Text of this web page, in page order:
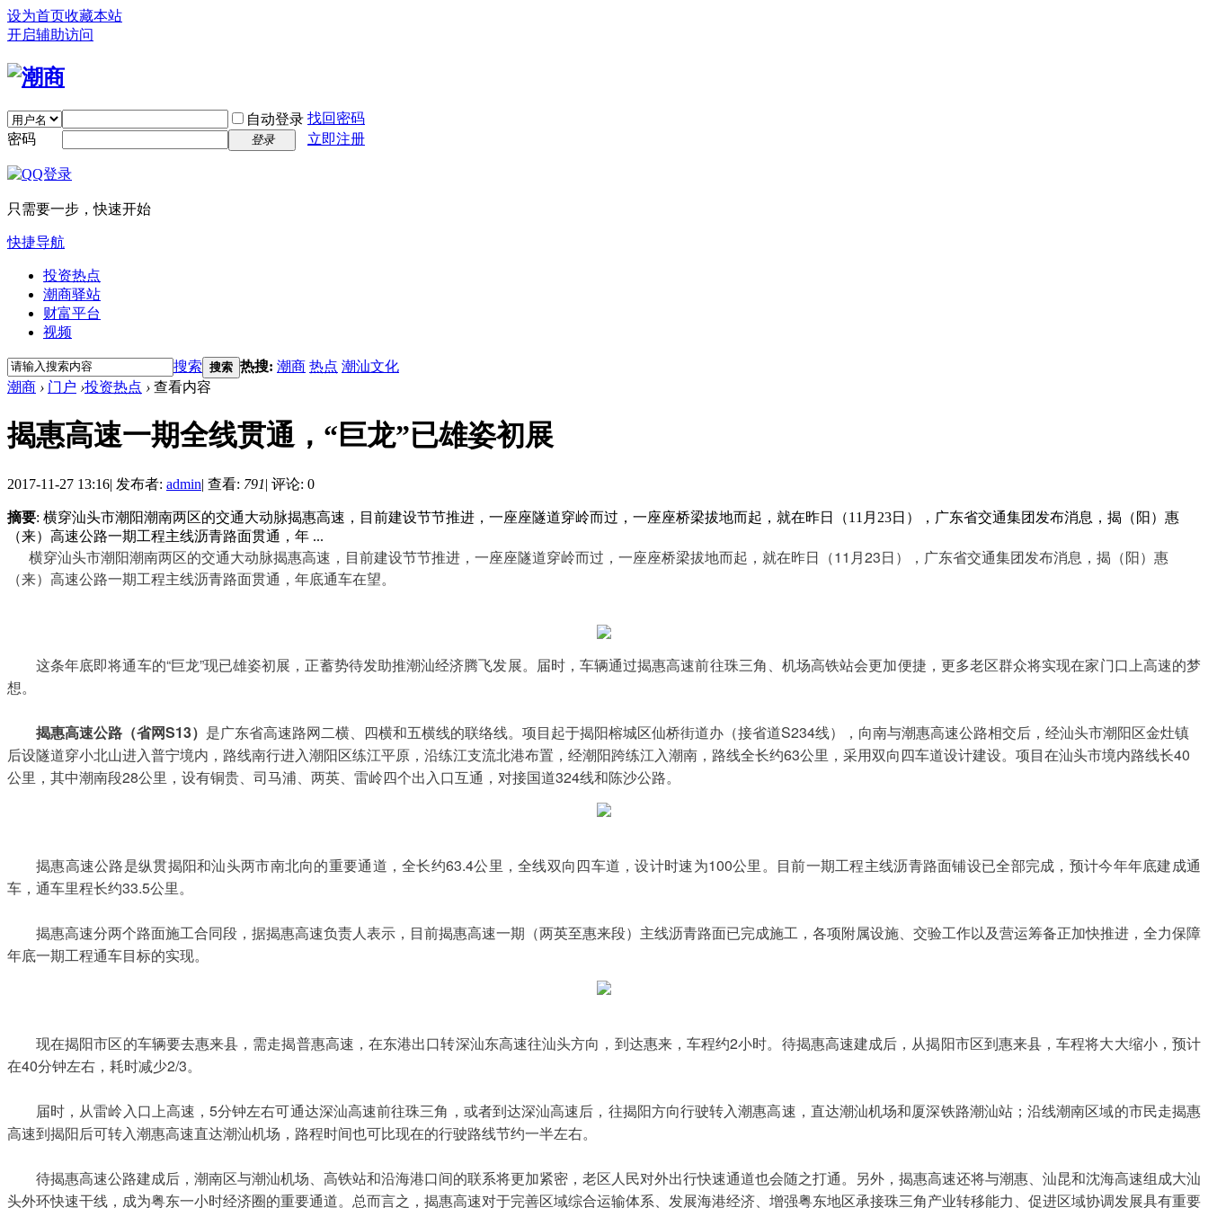
设为首页收藏本站
开启辅助访问
自动登录 找回密码
密码
登录 立即注册
只需要一步，快速开始
快捷导航
投资热点
潮商驿站
财富平台
视频
搜索 搜索 热搜: 潮商 热点 潮汕文化
潮商 › 门户 ›投资热点 › 查看内容
揭惠高速一期全线贯通，“巨龙”已雄姿初展
2017-11-27 13:16| 发布者: admin| 查看: 791| 评论: 0
摘要: 横穿汕头市潮阳潮南两区的交通大动脉揭惠高速，目前建设节节推进，一座座隧道穿岭而过，一座座桥梁拔地而起，就在昨日（11月23日），广东省交通集团发布消息，揭（阳）惠
（来）高速公路一期工程主线沥青路面贯通，年 ...
横穿汕头市潮阳潮南两区的交通大动脉揭惠高速，目前建设节节推进，一座座隧道穿岭而过，一座座桥梁拔地而起，就在昨日（11月23日），广东省交通集团发布消息，揭（阳）惠
（来）高速公路一期工程主线沥青路面贯通，年底通车在望。
这条年底即将通车的“巨龙”现已雄姿初展，正蓄势待发助推潮汕经济腾飞发展。届时，车辆通过揭惠高速前往珠三角、机场高铁站会更加便捷，更多老区群众将实现在家门口上高速的梦
想。
揭惠高速公路（省网S13） 是广东省高速路网二横、四横和五横线的联络线。项目起于揭阳榕城区仙桥街道办（接省道S234线），向南与潮惠高速公路相交后，经汕头市潮阳区金灶镇
后设隧道穿小北山进入普宁境内，路线南行进入潮阳区练江平原，沿练江支流北港布置，经潮阳跨练江入潮南，路线全长约63公里，采用双向四车道设计建设。项目在汕头市境内路线长40
公里，其中潮南段28公里，设有铜贵、司马浦、两英、雷岭四个出入口互通，对接国道324线和陈沙公路。
揭惠高速公路是纵贯揭阳和汕头两市南北向的重要通道，全长约63.4公里，全线双向四车道，设计时速为100公里。目前一期工程主线沥青路面铺设已全部完成，预计今年年底建成通
车，通车里程长约33.5公里。
揭惠高速分两个路面施工合同段，据揭惠高速负责人表示，目前揭惠高速一期（两英至惠来段）主线沥青路面已完成施工，各项附属设施、交验工作以及营运筹备正加快推进，全力保障
年底一期工程通车目标的实现。
现在揭阳市区的车辆要去惠来县，需走揭普惠高速，在东港出口转深汕东高速往汕头方向，到达惠来，车程约2小时。待揭惠高速建成后，从揭阳市区到惠来县，车程将大大缩小，预计
在40分钟左右，耗时减少2/3。
届时，从雷岭入口上高速，5分钟左右可通达深汕高速前往珠三角，或者到达深汕高速后，往揭阳方向行驶转入潮惠高速，直达潮汕机场和厦深铁路潮汕站；沿线潮南区域的市民走揭惠
高速到揭阳后可转入潮惠高速直达潮汕机场，路程时间也可比现在的行驶路线节约一半左右。
待揭惠高速公路建成后，潮南区与潮汕机场、高铁站和沿海港口间的联系将更加紧密，老区人民对外出行快速通道也会随之打通。另外，揭惠高速还将与潮惠、汕昆和沈海高速组成大汕
头外环快速干线，成为粤东一小时经济圈的重要通道。 总而言之， 揭惠高速对于完善区域综合运输体系、发展海港经济、增强粤东地区承接珠三角产业转移能力、促进区域协调发展具有重要